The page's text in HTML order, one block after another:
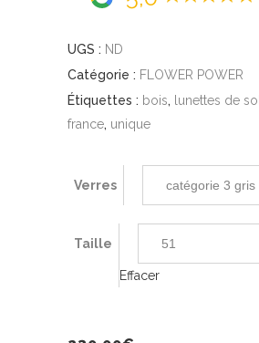
UGS : ND
Catégorie : FLOWER POWER
Étiquettes : bois, lunettes de
france, unique
Verres
Taille
Effacer